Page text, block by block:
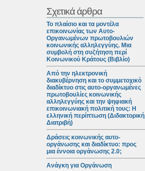
Σχετικά άρθρα
Το πλαίσιο και τα μοντέλα
επικοινωνίας των Αυτο-
Οργανωμένων πρωτοβουλιών
κοινωνικής αλληλεγγύης. Μια
συμβολή στη συζήτηση περί
Κοινωνικού Κράτους (Βιβλίο)
Από την ηλεκτρονική
διακυβέρνηση και το συμμετοχικό
διαδίκτυο στις αυτο-οργανωμένες
πρωτοβουλίες κοινωνικής
αλληλεγγύης και την ψηφιακή
επικοινωνιακή πολιτική τους: Η
ελληνική περίπτωση (Διδακτορική
Διατριβή)
Δράσεις κοινωνικής αυτο-
οργάνωσης και διαδίκτυο: προς
μια έννοια οργάνωσης 2.0;
Ανάγκη για Οργάνωση